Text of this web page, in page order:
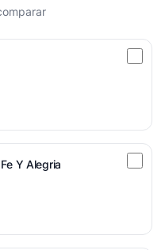
Y Alegria